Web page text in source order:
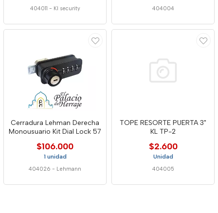
404011 - Kl security 404004
Cerradura Lehman Derecha
Monousuario Kit Dial Lock 57
$106.000
1 unidad
404026 - Lehmann
TOPE RESORTE PUERTA 3"
KL TP-2
$2.600
Unidad
404005